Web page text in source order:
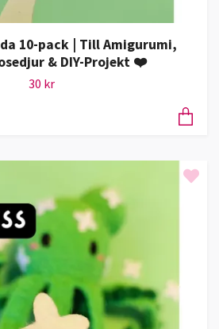
10-pack | Till Amigurumi,
& DIY-Projekt ❤️
30 kr